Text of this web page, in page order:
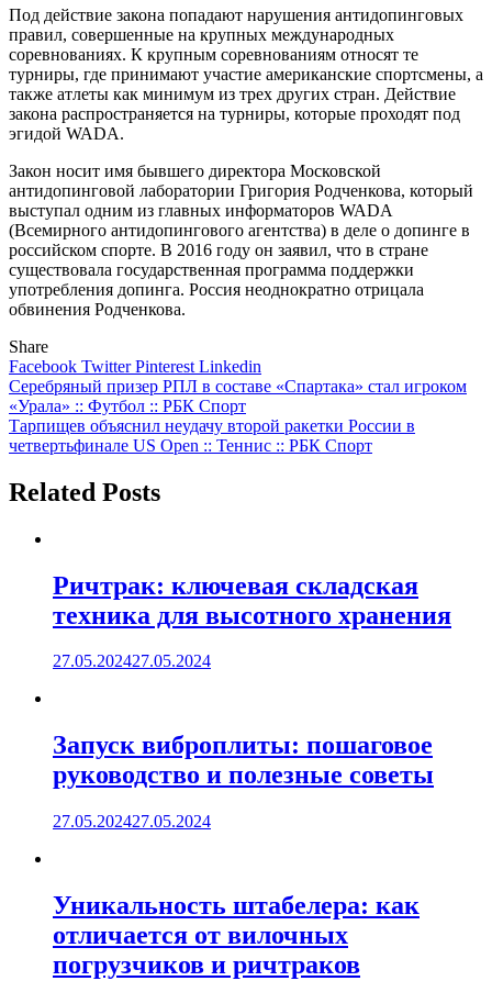
Под действие закона попадают нарушения антидопинговых
правил, совершенные на крупных международных
соревнованиях. К крупным соревнованиям относят те
турниры, где принимают участие американские спортсмены, а
также атлеты как минимум из трех других стран. Действие
закона распространяется на турниры, которые проходят под
эгидой WADA.
Закон носит имя бывшего директора Московской
антидопинговой лаборатории Григория Родченкова, который
выступал одним из главных информаторов WADA
(Всемирного антидопингового агентства) в деле о допинге в
российском спорте. В 2016 году он заявил, что в стране
существовала государственная программа поддержки
употребления допинга. Россия неоднократно отрицала
обвинения Родченкова.
Share
Facebook TwitterPinterest Linkedin
Навигация
по
записям
Серебряный призер РПЛ в составе «Спартака» стал игроком
«Урала» :: Футбол :: РБК Спорт
Тарпищев объяснил неудачу второй ракетки России в
четвертьфинале US Open :: Теннис :: РБК Спорт
Related Posts
Ричтрак: ключевая складская
техника для высотного хранения
27.05.202427.05.2024
Запуск виброплиты: пошаговое
руководство и полезные советы
27.05.202427.05.2024
Уникальность штабелера: как
отличается от вилочных
погрузчиков и ричтраков